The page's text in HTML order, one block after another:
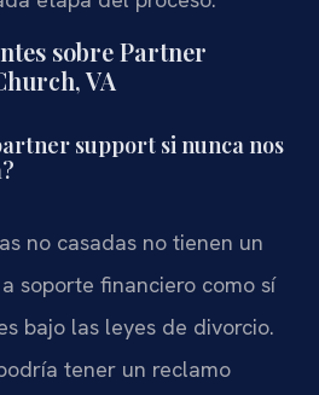
sobre Partner
VA
support si nunca nos
no casadas no tienen un
soporte financiero como sí
bajo las leyes de divorcio.
tener un reclamo